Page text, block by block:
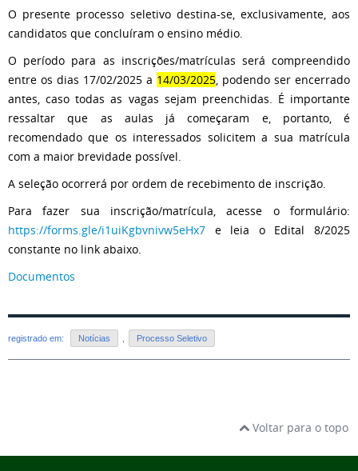
O presente processo seletivo destina-se, exclusivamente, aos
candidatos que concluíram o ensino médio.
O período para as inscrições/matrículas será compreendido
entre os dias 17/02/2025 a 14/03/2025, podendo ser encerrado
antes, caso todas as vagas sejam preenchidas. É importante
ressaltar que as aulas já começaram e, portanto, é
recomendado que os interessados solicitem a sua matrícula
com a maior brevidade possível.
A seleção ocorrerá por ordem de recebimento de inscrição.
Para fazer sua inscrição/matrícula, acesse o formulário:
https://forms.gle/i1uiKgbvnivw5eHx7 e leia o Edital 8/2025
constante no link abaixo.
Documentos
registrado em: Notícias Processo Seletivo
Voltar para o topo